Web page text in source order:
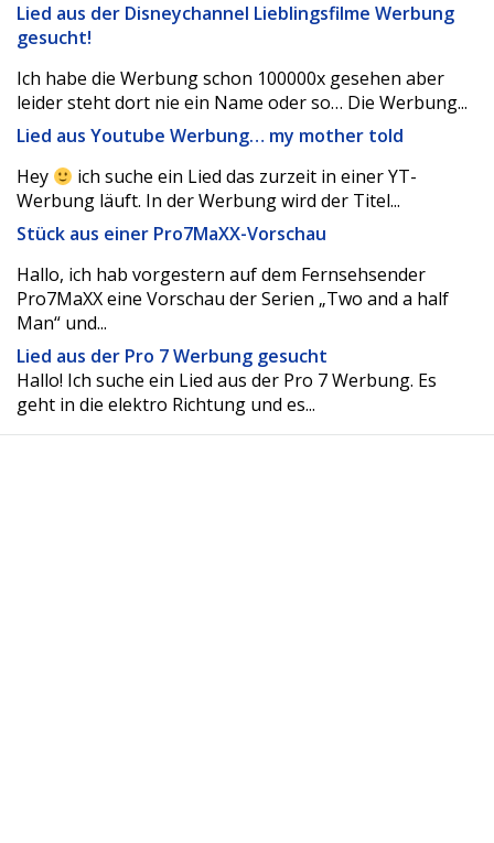
Lied aus der Disneychannel Lieblingsfilme Werbung
gesucht!
Ich habe die Werbung schon 100000x gesehen aber
leider steht dort nie ein Name oder so… Die Werbung...
Lied aus Youtube Werbung… my mother told
Hey
ich suche ein Lied das zurzeit in einer YT-
Werbung läuft. In der Werbung wird der Titel...
Stück aus einer Pro7MaXX-Vorschau
Hallo, ich hab vorgestern auf dem Fernsehsender
Pro7MaXX eine Vorschau der Serien „Two and a half
Man“ und...
Lied aus der Pro 7 Werbung gesucht
Hallo! Ich suche ein Lied aus der Pro 7 Werbung. Es
geht in die elektro Richtung und es...